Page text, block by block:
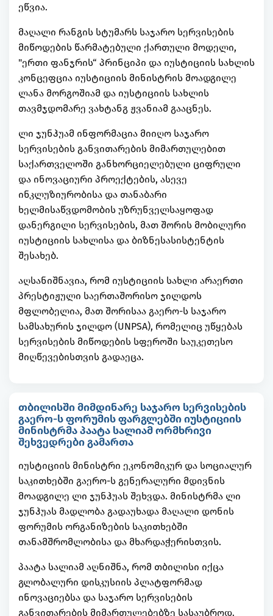
ეწვია.
მაღალი რანგის სტუმარს საჯარო სერვისების
მიწოდების წარმატებული ქართული მოდელი,
"ერთი ფანჯრის“ პრინციპი და იუსტიციის სახლის
კონცეფცია იუსტიციის მინისტრის მოადგილე
ლანა მორგოშიამ და იუსტიციის სახლის
თავმჯდომარე ვახტანგ ჟვანიამ გააცნეს.
ლი ჯუნჰუამ ინფორმაცია მიიღო საჯარო
სერვისების განვითარების მიმართულებით
საქართველოში განხორციელებული ციფრული
და ინოვაციური პროექტების, ასევე
ინკლუზიურობისა და თანაბარი
ხელმისაწვდომობის უზრუნველსაყოფად
დანერგილი სერვისების, მათ შორის მობილური
იუსტიციის სახლისა და ბიზნესასისტენტის
შესახებ.
აღსანიშნავია, რომ იუსტიციის სახლი არაერთი
პრესტიჟული საერთაშორისო ჯილდოს
მფლობელია, მათ შორისაა გაერო-ს საჯარო
სამსახურის ჯილდო (UNPSA), რომელიც უწყებას
სერვისების მიწოდების სფეროში საუკეთესო
მიღწევებისთვის გადაეცა.
თბილისში მიმდინარე საჯარო სერვისების
გაერო-ს ფორუმის ფარგლებში იუსტიციის
მინისტრმა პაატა სალიამ ორმხრივი
შეხვედრები გამართა
იუსტიციის მინისტრი ეკონომიკურ და სოციალურ
საკითხებში გაერო-ს გენერალური მდივნის
მოადგილე ლი ჯუნჰუას შეხვდა. მინისტრმა ლი
ჯუნჰუას მადლობა გადაუხადა მაღალი დონის
ფორუმის ორგანიზების საკითხებში
თანამშრომლობისა და მხარდაჭერისთვის.
პაატა სალიამ აღნიშნა, რომ თბილისი იქცა
გლობალური დისკუსიის პლატფორმად
ინოვაციებსა და საჯარო სერვისების
განვითარების მიმართულებებზე სასაუბროდ.